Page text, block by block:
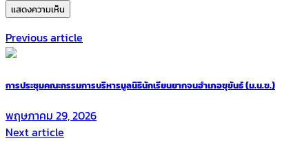
Previous article
การประชุมคณะกรรมการบริหารมูลนิธินักเรียนยากจนอำเภอขุขันธ์ (ม.น.ข.)
พฤษภาคม 29, 2026
Next article